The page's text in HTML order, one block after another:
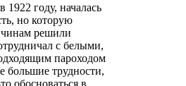
году, началась
но которую
решили
с белыми,
пароходом
большие трудности,
обосноваться в